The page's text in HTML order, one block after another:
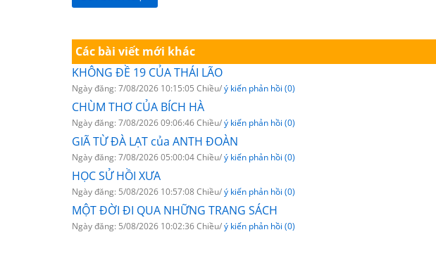
Các bài viết mới khác
KHÔNG ĐỀ 19 CỦA THÁI LÃO
Ngày đăng: 7/08/2026 10:15:05 Chiều/ý kiến phản hồi (0)
CHÙM THƠ CỦA BÍCH HÀ
Ngày đăng: 7/08/2026 09:06:46 Chiều/ý kiến phản hồi (0)
GIÃ TỪ ĐÀ LẠT của ANTH ĐOÀN
Ngày đăng: 7/08/2026 05:00:04 Chiều/ý kiến phản hồi (0)
HỌC SỬ HỒI XƯA
Ngày đăng: 5/08/2026 10:57:08 Chiều/ý kiến phản hồi (0)
MỘT ĐỜI ĐI QUA NHỮNG TRANG SÁCH
Ngày đăng: 5/08/2026 10:02:36 Chiều/ý kiến phản hồi (0)